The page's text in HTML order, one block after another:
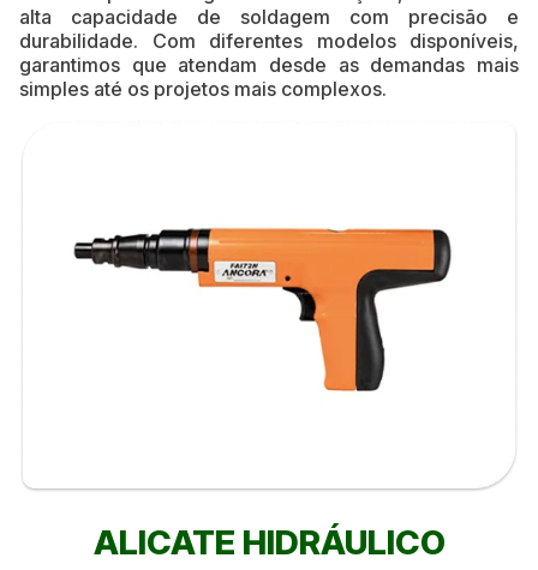
alta capacidade de soldagem com precisão e
durabilidade. Com diferentes modelos disponíveis,
garantimos que atendam desde as demandas mais
simples até os projetos mais complexos.
ALICATE HIDRÁULICO